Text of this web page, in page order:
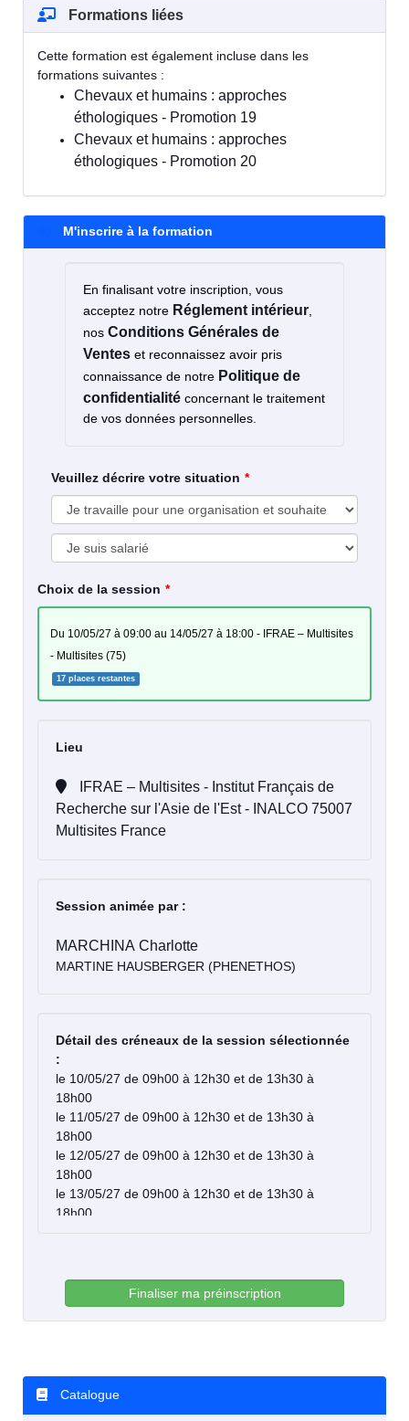
Formations liées
Cette formation est également incluse dans les
formations suivantes :
Chevaux et humains : approches
éthologiques - Promotion 19
Chevaux et humains : approches
éthologiques - Promotion 20
M'inscrire à la formation
En finalisant votre inscription, vous
acceptez notre Réglement intérieur,
nos Conditions Générales de
Ventes et reconnaissez avoir pris
connaissance de notre Politique de
confidentialité concernant le traitement
de vos données personnelles.
Veuillez décrire votre situation
Choix de la session
du 10/05/27 à 09:00 au 14/05/27 à 18:00 - IFRAE – Multisites
- Multisites (75)
17 places restantes
Lieu
Recherche sur l'Asie de l'Est - INALCO 75007
Multisites France
Session animée par :
MARCHINA Charlotte
MARTINE HAUSBERGER (PHENETHOS)
Détail des créneaux de la session sélectionnée
:
le 10/05/27 de 09h00 à 12h30 et de 13h30 à
18h00
le 11/05/27 de 09h00 à 12h30 et de 13h30 à
18h00
le 12/05/27 de 09h00 à 12h30 et de 13h30 à
18h00
le 13/05/27 de 09h00 à 12h30 et de 13h30 à
18h00
Finaliser ma préinscription
Catalogue